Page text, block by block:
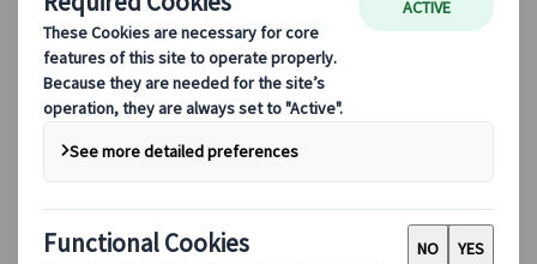
Kulturell innsikt
Kulinariske eventyr
Utforsk Japan med tog
Ofte stilte spørsmål
Viktig informasjon
Etikette i Japan
Kjøring i Japan
Booking hos oss
Japan Rail Pass
Overnatting
Online reiseråd